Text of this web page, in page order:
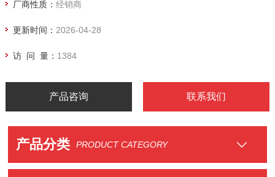
厂商性质： 经销商
更新时间： 2026-04-28
访 问 量： 1384
产品咨询 联系我们
产品分类 PRODUCT CATEGORY